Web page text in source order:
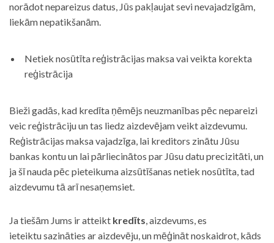
norādot nepareizus datus, Jūs pakļaujat sevi nevajadzīgām,
liekām nepatikšanām.
Netiek nosūtīta reģistrācijas maksa vai veikta korekta
reģistrācija
Bieži gadās, kad kredīta ņēmējs neuzmanības pēc nepareizi
veic reģistrāciju un tas liedz aizdevējam veikt aizdevumu.
Reģistrācijas maksa vajadzīga, lai kreditors zinātu Jūsu
bankas kontu un lai pārliecinātos par Jūsu datu precizitāti, un
ja šī nauda pēc pieteikuma aizsūtīšanas netiek nosūtīta, tad
aizdevumu tā arī nesaņemsiet.
Ja tiešām Jums ir atteikt kredīts, aizdevums, es
ieteiktu sazināties ar aizdevēju, un mēģināt noskaidrot, kāds